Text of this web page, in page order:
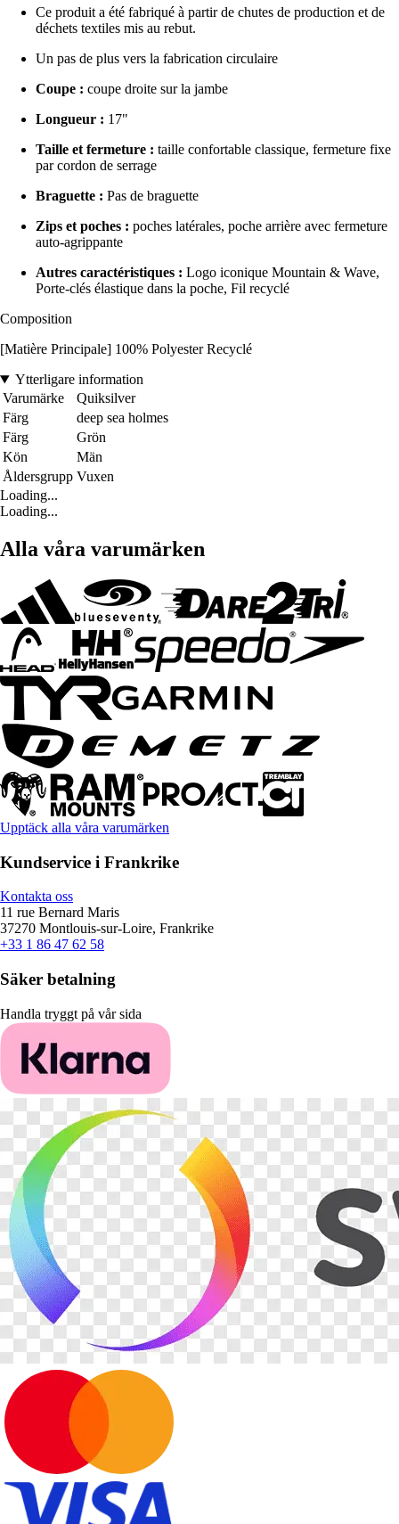
Ce produit a été fabriqué à partir de chutes de production et de
déchets textiles mis au rebut.
Un pas de plus vers la fabrication circulaire
Coupe : coupe droite sur la jambe
Longueur : 17"
Taille et fermeture : taille confortable classique, fermeture fixe
par cordon de serrage
Braguette : Pas de braguette
Zips et poches : poches latérales, poche arrière avec fermeture
auto-agrippante
Autres caractéristiques : Logo iconique Mountain & Wave,
Porte-clés élastique dans la poche, Fil recyclé
Composition
[Matière Principale] 100% Polyester Recyclé
Ytterligare information
Varumärke
Quiksilver
Färg
deep sea holmes
Färg
Grön
Kön
Män
Åldersgrupp Vuxen
Loading...
Loading...
Alla våra varumärken
Upptäck alla våra varumärken
Kundservice i Frankrike
Kontakta oss
11 rue Bernard Maris
37270 Montlouis-sur-Loire, Frankrike
+33 1 86 47 62 58
Säker betalning
Handla tryggt på vår sida